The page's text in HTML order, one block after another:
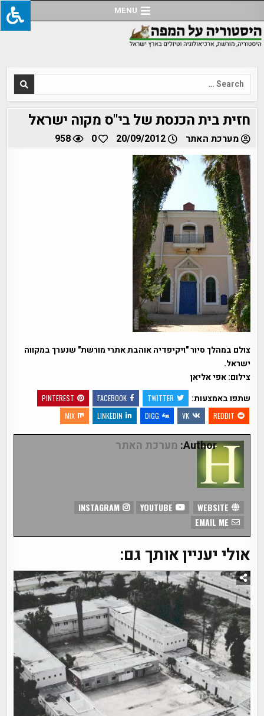
to
content
MENU
Search
for:
חזית בית הכנסת של בי"ס מקוה ישראל
מערכת האתר 20/09/2012
0
958
צולם במהלך סיור "ויקיפדיה אוהבת אתרי מורשת" שנערך במקווה
ישראל.
צילום: אפי אליאן
שתפו באמצעות:
TWITTER
FACEBOOK
PINTEREST
REDDIT
VK
DIGG
LINKEDIN
MIX
Author: מערכת האתר
INSTAGRAM
אולי יעניין אותך גם: